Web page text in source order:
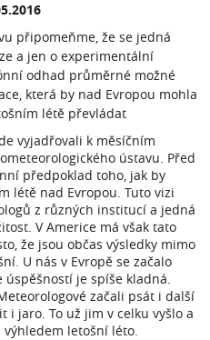
připomeňme, že se jedná
a jen o experimentální
odhad průměrné možné
která by nad Evropou mohla
létě převládat
vyjadřovali k měsíčním
ústavu. Před
předpoklad toho, jak by
létě nad Evropou. Tuto vizi
z různých institucí a jedná
V Americe má však tato
že jsou občas výsledky mimo
U nás v Evropě se začalo
je spíše kladná.
začali psát i další
jaro. To už jim v celku vyšlo a
letošní léto.